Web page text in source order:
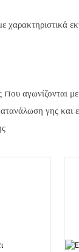
αγωνίζονται
γης και